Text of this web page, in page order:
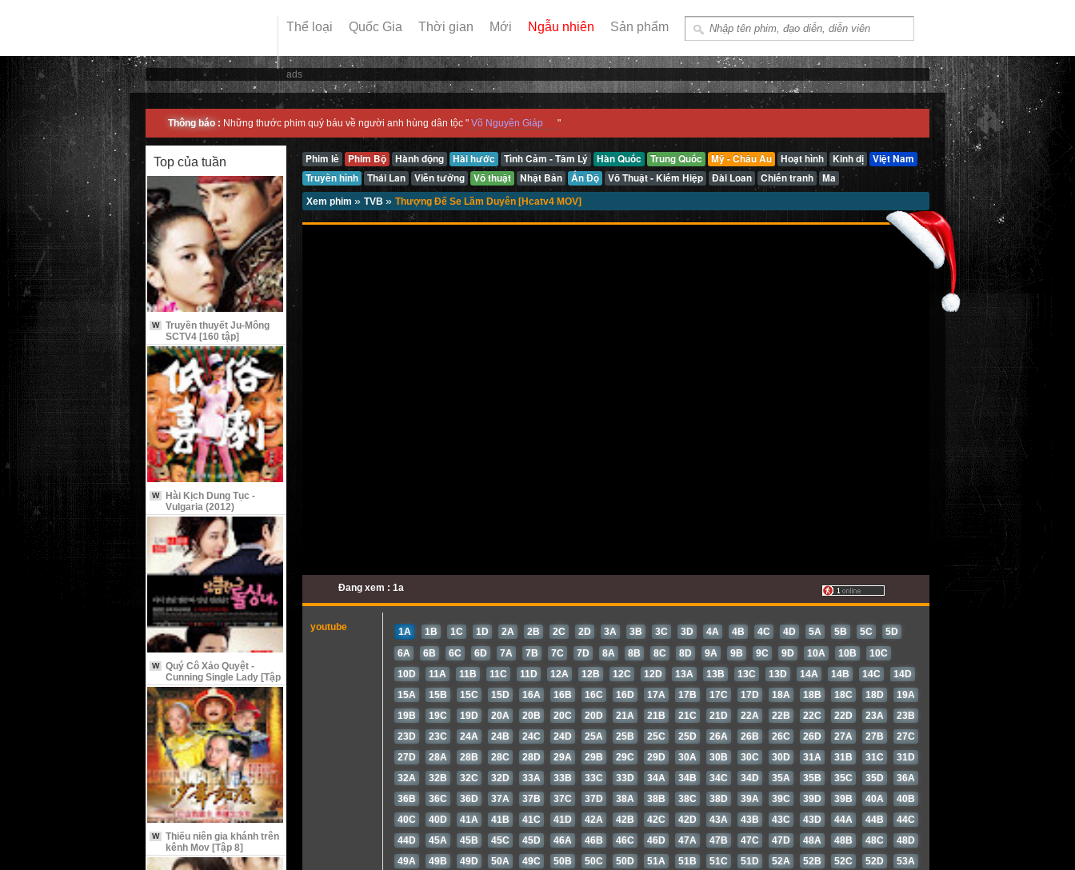
Thể loại Quốc Gia Thời gian Mới Ngẫu nhiên Sản phẩm
ads
Thông báo : Những thước phim quý báu về người anh hùng dân tộc " Võ Nguyên Giáp "
Top của tuần
W
Truyền thuyết Ju-Mông
SCTV4 [160 tập]
W
Hài Kịch Dung Tục -
Vulgaria (2012)
W
Quý Cô Xảo Quyệt -
Cunning Single Lady [Tập
9 Vietsub]
W
Thiếu niên gia khánh trên
kênh Mov [Tập 8]
Phim lẻ Phim Bộ Hành động Hài hước Tình Cảm - Tâm Lý Hàn Quốc Trung Quốc Mỹ - Châu Âu Hoạt hình Kinh dị
Việt Nam
Truyền hình
Thái Lan Viễn tưởng Võ thuật Nhật Bản Ấn Độ Võ Thuật - Kiếm Hiệp Đài Loan Chiến tranh Ma
Xem phim » TVB » Thượng Đế Se Lầm Duyên [Hcatv4 MOV]
Đang xem : 1a
youtube 1A 1B 1C 1D 2A 2B 2C 2D 3A 3B 3C 3D 4A 4B 4C 4D 5A 5B 5C
5D
6A
6B 6C 6D 7A 7B 7C 7D 8A 8B 8C 8D 9A 9B 9C 9D 10A 10B
10C
10D
11A 11B 11C 11D 12A 12B 12C 12D 13A 13B 13C 13D 14A 14B 14C
14D
15A
15B 15C 15D 16A 16B 16C 16D 17A 17B 17C 17D 18A 18B 18C 18D
19A
19B
19C 19D 20A 20B 20C 20D 21A 21B 21C 21D 22A 22B 22C 22D 23A
23B
23D
23C 24A 24B 24C 24D 25A 25B 25C 25D 26A 26B 26C 26D 27A 27B
27C
27D
28A 28B 28C 28D 29A 29B 29C 29D 30A 30B 30C 30D 31A 31B 31C
31D
32A
32B 32C 32D 33A 33B 33C 33D 34A 34B 34C 34D 35A 35B 35C 35D
36A
36B
36C 36D 37A 37B 37C 37D 38A 38B 38C 38D 39A 39C 39D 39B 40A
40B
40C
40D 41A 41B 41C 41D 42A 42B 42C 42D 43A 43B 43C 43D 44A 44B
44C
44D
45A 45B 45C 45D 46A 46B 46C 46D 47A 47B 47C 47D 48A 48B 48C
48D
49A
49B 49D 50A 49C 50B 50C 50D 51A 51B 51C 51D 52A 52B 52C 52D
53A